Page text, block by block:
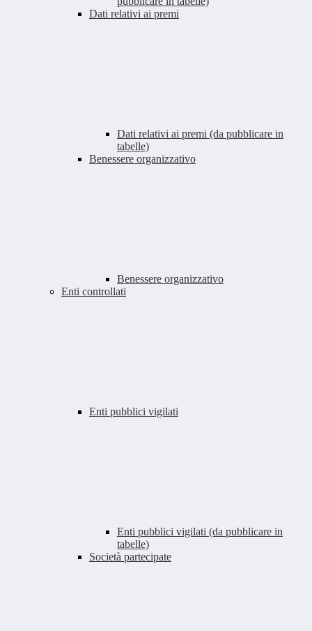
Dati relativi ai premi
Dati relativi ai premi (da pubblicare in
tabelle)
Benessere organizzativo
Benessere organizzativo
Enti controllati
Enti pubblici vigilati
Enti pubblici vigilati (da pubblicare in
tabelle)
Società partecipate